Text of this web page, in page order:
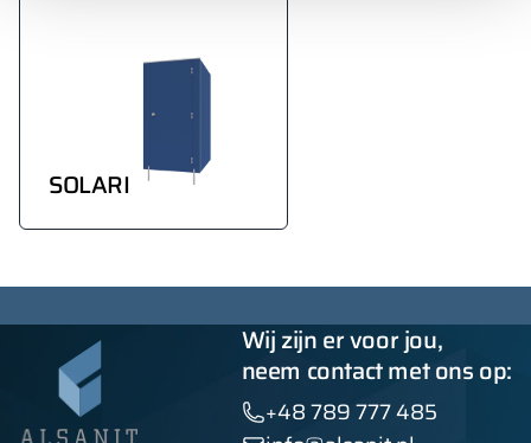
SOLARI
Wij zijn er voor jou,
neem contact met ons op:
+48 789 777 485